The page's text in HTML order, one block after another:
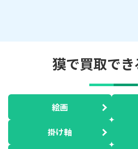
獏で買取で
絵画
掛け軸